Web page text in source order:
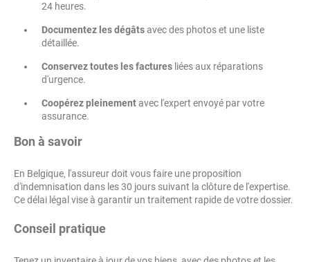
24 heures.
Documentez les dégâtsavec des photos et une liste
détaillée.
Conservez toutes les factures liées aux réparations
d'urgence.
Coopérez pleinementavec l'expert envoyé par votre
assurance.
Bon à savoir
En Belgique, l'assureur doit vous faire une proposition
d'indemnisation dans les 30 jours suivant la clôture de l'expertise.
Ce délai légal vise à garantir un traitement rapide de votre dossier.
Conseil pratique